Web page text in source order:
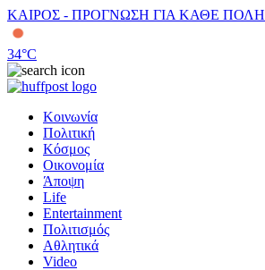
ΚΑΙΡΟΣ - ΠΡΟΓΝΩΣΗ ΓΙΑ ΚΑΘΕ ΠΟΛΗ
34°C
Κοινωνία
Πολιτική
Κόσμος
Οικονομία
Άποψη
Life
Entertainment
Πολιτισμός
Αθλητικά
Video